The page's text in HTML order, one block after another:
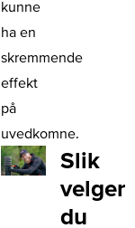
kunne
ha en
skremmende
effekt
på
uvedkomne.
Slik
velger
du